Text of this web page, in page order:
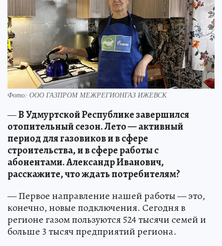
Фото: ООО ГАЗПРОМ МЕЖРЕГИОНГАЗ ИЖЕВСК
—В Удмуртской Республике завершился
отопительный сезон. Лето — активный
период для газовиков и в сфере
строительства, и в сфере работы с
абонентами. Александр Иванович,
расскажите, что ждать потребителям?
— Первое направление нашей работы — это,
конечно, новые подключения. Сегодня в
регионе газом пользуются 524 тысячи семей и
больше 3 тысяч предприятий региона.